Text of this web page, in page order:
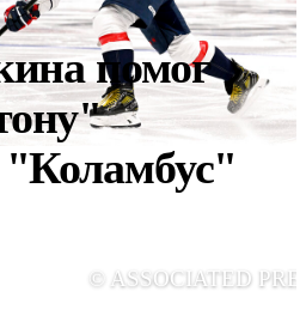
помог
© ASSOCIATED